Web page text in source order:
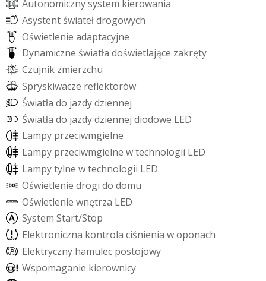
Autonomicznysystem kierowania
Asystent światełdrogowych
Oświetlenie adaptacyjne
Dynamiczne światła doświetlające zakręty
Czujnik zmierzchu
Spryskiwacze refektorów
Światła do jazdydziennej
Światła do jazdydziennej diodowe LED
Lampy przeciwmgielne
Lampy przeciwmgielne wtechnologii LED
Lampytylne wtechnologii LED
Oświetlenie drogi do domu
Oświetlenie wnętrza LED
System Start/Stop
Elektroniczna kontrola ciśnienia woponach
Elektryczny hamulec postojowy
Wspomaganie kierownicy